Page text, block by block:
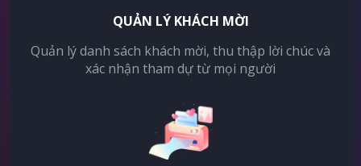
QUẢN LÝ KHÁCH MỜI
Quản lý danh sách khách mời, thu thập lời chúc và
xác nhận tham dự từ mọi người